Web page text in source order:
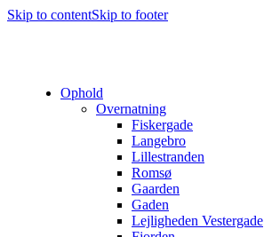
Skip to contentSkip to footer
Ophold
Overnatning
Fiskergade
Langebro
Lillestranden
Romsø
Gaarden
Gaden
Lejligheden Vestergade